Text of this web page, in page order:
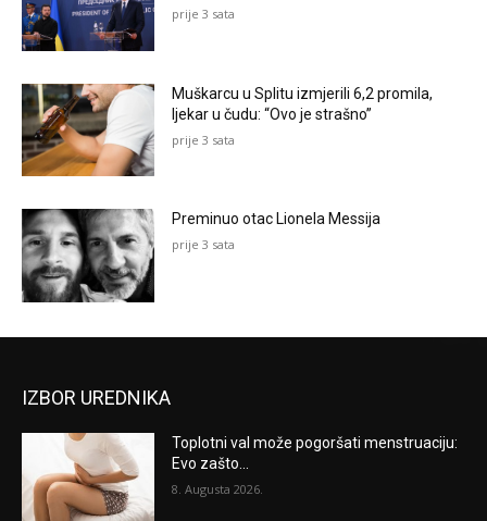
prije 3 sata
Muškarcu u Splitu izmjerili 6,2 promila,
ljekar u čudu: “Ovo je strašno”
prije 3 sata
Preminuo otac Lionela Messija
prije 3 sata
IZBOR UREDNIKA
Toplotni val može pogoršati menstruaciju:
Evo zašto...
8. Augusta 2026.